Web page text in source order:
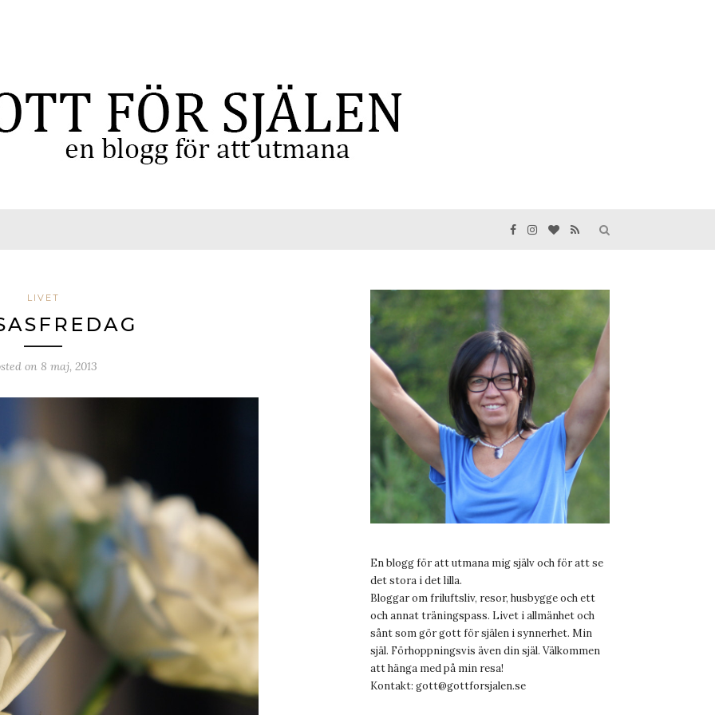
LIVET
on 8 maj, 2013
En blogg för att utmana mig själv och för att se
det stora i det lilla.
Bloggar om friluftsliv, resor, husbygge och ett
och annat träningspass. Livet i allmänhet och
sånt som gör gott för själen i synnerhet. Min
själ. Förhoppningsvis även din själ. Välkommen
att hänga med på min resa!
Kontakt: gott@gottforsjalen.se